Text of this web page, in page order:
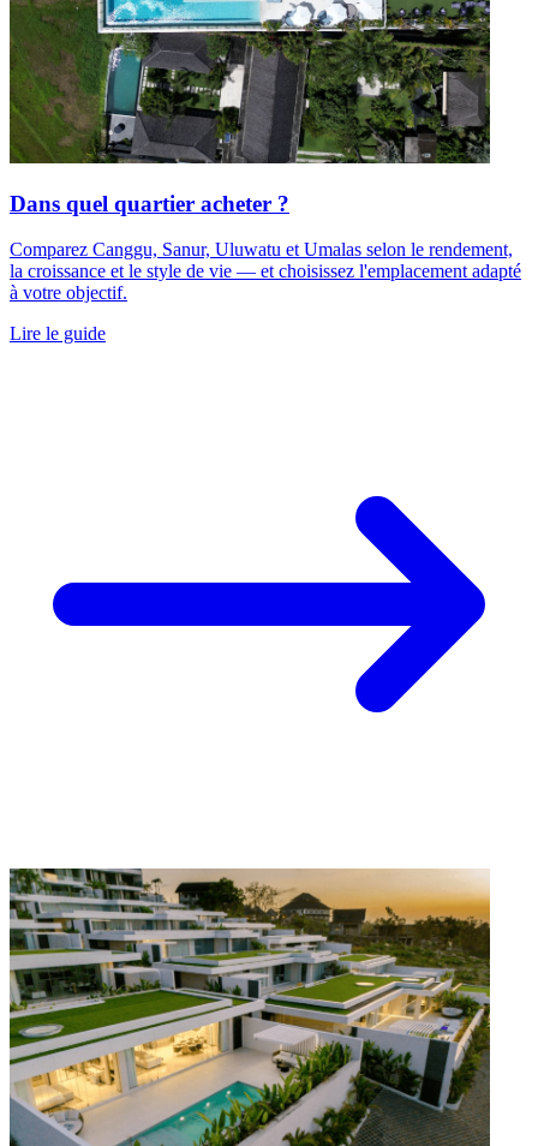
Dans quel quartier acheter ?
Comparez Canggu, Sanur, Uluwatu et Umalas selon le rendement,
la croissance et le style de vie — et choisissez l'emplacement adapté
à votre objectif.
Lire le guide